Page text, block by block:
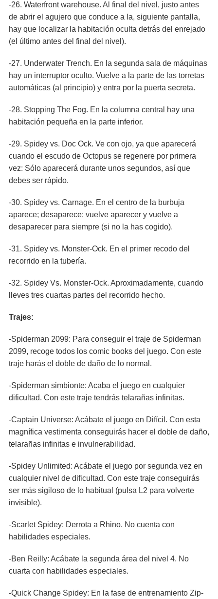
-26. Waterfront warehouse. Al final del nivel, justo antes
de abrir el agujero que conduce a la, siguiente pantalla,
hay que localizar la habitación oculta detrás del enrejado
(el último antes del final del nivel).
-27. Underwater Trench. En la segunda sala de máquinas
hay un interruptor oculto. Vuelve a la parte de las torretas
automáticas (al principio) y entra por la puerta secreta.
-28. Stopping The Fog. En la columna central hay una
habitación pequeña en la parte inferior.
-29. Spidey vs. Doc Ock. Ve con ojo, ya que aparecerá
cuando el escudo de Octopus se regenere por primera
vez: Sólo aparecerá durante unos segundos, así que
debes ser rápido.
-30. Spidey vs. Carnage. En el centro de la burbuja
aparece; desaparece; vuelve aparecer y vuelve a
desaparecer para siempre (si no la has cogido).
-31. Spidey vs. Monster-Ock. En el primer recodo del
recorrido en la tubería.
-32. Spidey Vs. Monster-Ock. Aproximadamente, cuando
lleves tres cuartas partes del recorrido hecho.
Trajes:
-Spiderman 2099: Para conseguir el traje de Spiderman
2099, recoge todos los comic books del juego. Con este
traje harás el doble de daño de lo normal.
-Spiderman simbionte: Acaba el juego en cualquier
dificultad. Con este traje tendrás telarañas infinitas.
-Captain Universe: Acábate el juego en Difícil. Con esta
magnífica vestimenta conseguirás hacer el doble de daño,
telarañas infinitas e invulnerabilidad.
-Spidey Unlimited: Acábate el juego por segunda vez en
cualquier nivel de dificultad. Con este traje conseguirás
ser más sigiloso de lo habitual (pulsa L2 para volverte
invisible).
-Scarlet Spidey: Derrota a Rhino. No cuenta con
habilidades especiales.
-Ben Reilly: Acábate la segunda área del nivel 4. No
cuarta con habilidades especiales.
-Quick Change Spidey: En la fase de entrenamiento Zip-